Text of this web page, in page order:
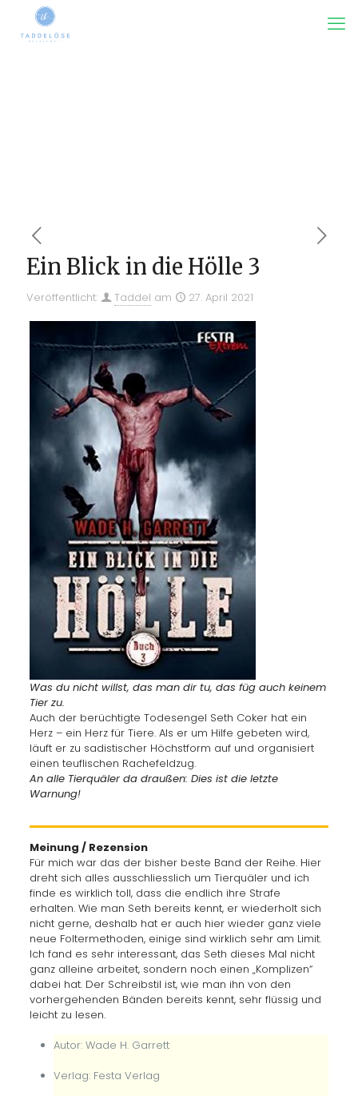
Ein Blick in die Hölle 3
Veröffentlicht: Taddel am 27. April 2021
Was du nicht willst, das man dir tu, das füg auch keinem
Tier zu.
Auch der berüchtigte Todesengel Seth Coker hat ein
Herz – ein Herz für Tiere. Als er um Hilfe gebeten wird,
läuft er zu sadistischer Höchstform auf und organisiert
einen teuflischen Rachefeldzug.
An alle Tierquäler da draußen: Dies ist die letzte
Warnung!
Meinung / Rezension
Für mich war das der bisher beste Band der Reihe. Hier
dreht sich alles ausschliesslich um Tierquäler und ich
finde es wirklich toll, dass die endlich ihre Strafe
erhalten. Wie man Seth bereits kennt, er wiederholt sich
nicht gerne, deshalb hat er auch hier wieder ganz viele
neue Foltermethoden, einige sind wirklich sehr am Limit.
Ich fand es sehr interessant, das Seth dieses Mal nicht
ganz alleine arbeitet, sondern noch einen „Komplizen“
dabei hat. Der Schreibstil ist, wie man ihn von den
vorhergehenden Bänden bereits kennt, sehr flüssig und
leicht zu lesen.
Autor: Wade H. Garrett
Verlag: Festa Verlag